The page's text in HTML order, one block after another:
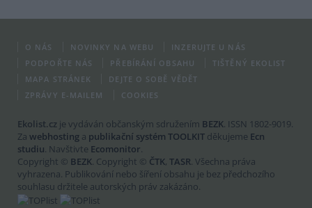
O NÁS NOVINKY NA WEBU
INZERUJTE U NÁS
PODPOŘTE NÁS
PŘEBÍRÁNÍ OBSAHU
TIŠTĚNÝ EKOLIST
MAPA STRÁNEK
DEJTE O SOBĚ VĚDĚT
ZPRÁVY E-MAILEM
COOKIES
Ekolist.cz je vydáván občanským sdružením BEZK. ISSN 1802-9019.
Za webhosting a publikační systém TOOLKIT děkujeme Ecn
studiu. Navštivte Ecomonitor.
Copyright © BEZK. Copyright © ČTK, TASR. Všechna práva
vyhrazena. Publikování nebo šíření obsahu je bez předchozího
souhlasu držitele autorských práv zakázáno.